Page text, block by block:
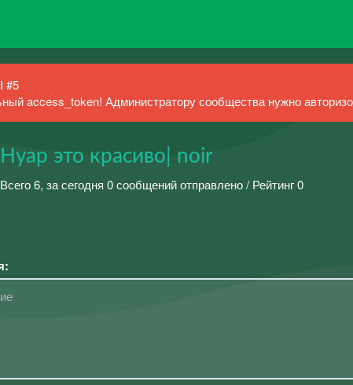
#5
access_token! Администратору сообщества нужно
Нуар это красиво| noir
Всего 6, за сегодня 0 сообщений отправлено / Рейтинг 0